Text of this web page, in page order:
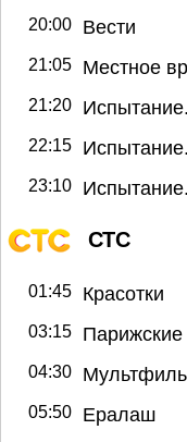
20:00 Вести
21:05 Местное
21:20
22:15
23:10
СТС
01:45 Красотки
03:15
04:30
05:50 Ералаш